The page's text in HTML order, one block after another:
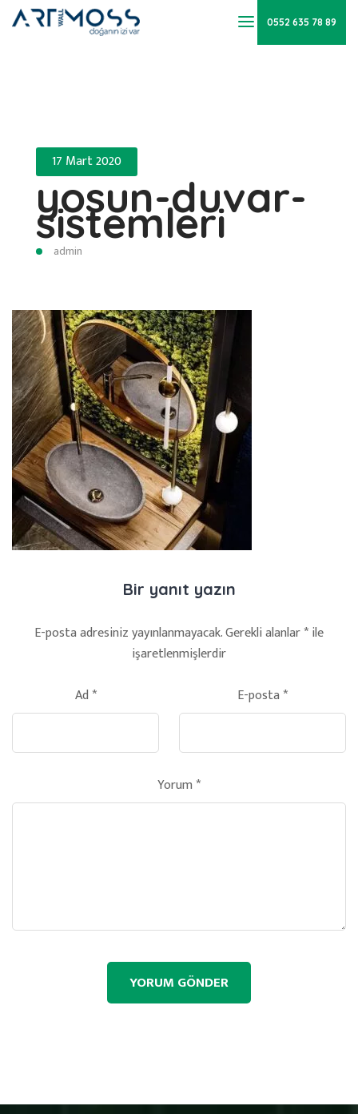
0552 635 78 89
17 Mart 2020
yosun-duvar-
sistemleri
admin
Bir yanıt yazın
E-posta adresiniz yayınlanmayacak.Gerekli alanlar*ile
işaretlenmişlerdir
Ad* E-posta*
Yorum*